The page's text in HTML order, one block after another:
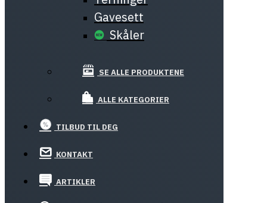
Gavesett
Skåler
SE ALLE PRODUKTENE
ALLE KATEGORIER
TILBUD TIL DEG
KONTAKT
ARTIKLER